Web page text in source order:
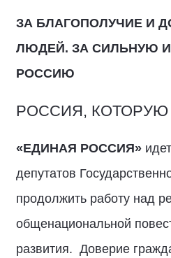
ЗА БЛАГОПОЛУЧИЕ И
ЛЮДЕЙ. ЗА СИЛЬНУЮ
РОССИЮ
РОССИЯ,
«ЕДИНАЯ РОССИЯ»
депутатов
продолжить работу над
общенациональной
развития. Доверие